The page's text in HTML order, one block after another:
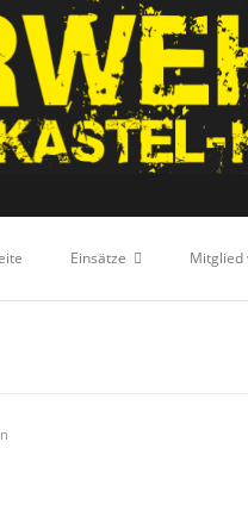
Einsätze Mitglied